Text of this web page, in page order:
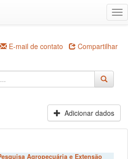
E-mail de contato Compartilhar
Adicionar dados
Agropecuária e Extensão